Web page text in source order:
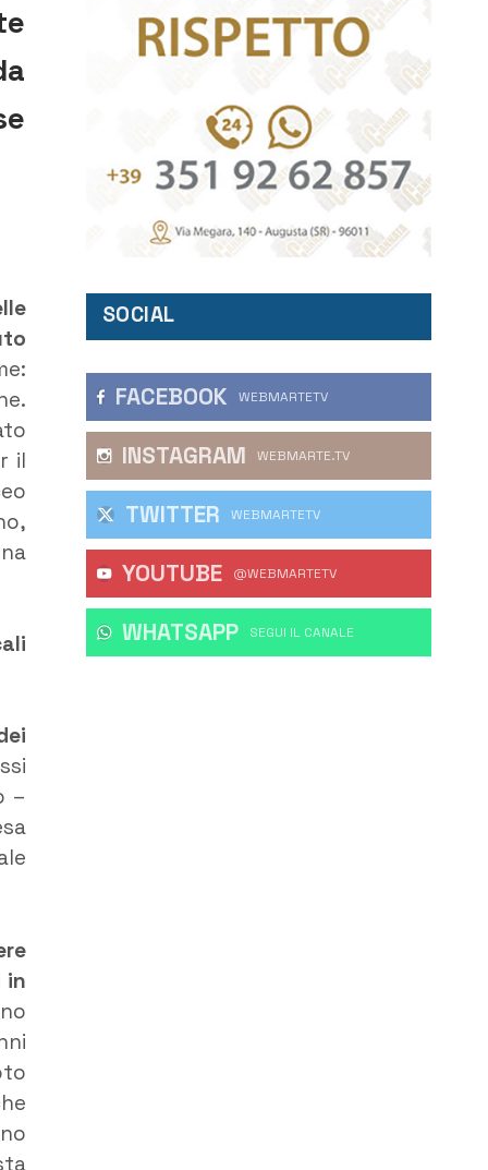
il
–
in
SOCIAL
FACEBOOK WEBMARTETV
INSTAGRAM WEBMARTE.TV
TWITTER WEBMARTETV
YOUTUBE @WEBMARTETV
WHATSAPP ‎SEGUI IL CANALE